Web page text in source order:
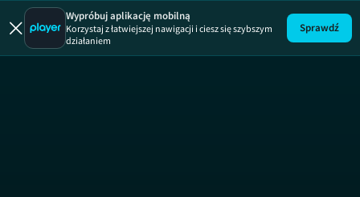
Maja w
Wypróbuj aplikację mobilną
Korzystaj z łatwiejszej nawigacji i ciesz się szybszym
działaniem
Sprawdź